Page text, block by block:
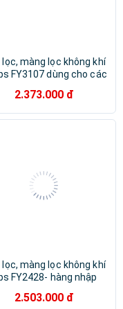
lọc, màng lọc không khí
FY3107 dùng cho các
AC4016, ACP017,
- HÀNG CHÍNH HÃNG
2.373.000 đ
lọc, màng lọc không khí
FY2428- hàng nhập
2.503.000 đ